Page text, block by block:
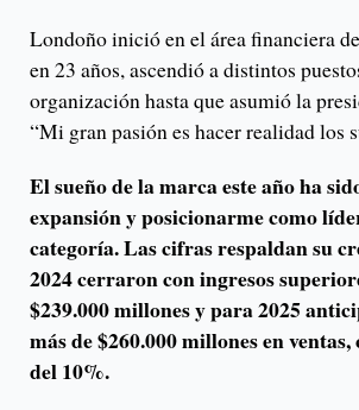
Londoño inició en el área financiera
en 23 años, ascendió a distintos
organización hasta que asumió la
“Mi gran pasión es hacer realidad los
El sueño de la marca este año ha
expansión y posicionarme como
categoría. Las cifras respaldan su
2024 cerraron con ingresos
$239.000 millones y para 2025
más de $260.000 millones en
del 10%.